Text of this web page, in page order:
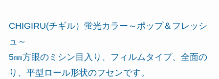
CHIGIRU(チギル）蛍光カラー～ポップ＆フレッシ
ュ～
5㎜方眼のミシン目入り、フィルムタイプ、全面の
り、平型ロール形状のフセンです。